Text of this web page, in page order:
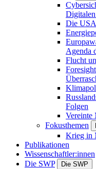
Die USA
Agenda
Flucht
Folgen
Vereinte
Fokusthemen
Krieg in
Publikationen
Wissenschaftler:innen
Die SWP
Die SWP